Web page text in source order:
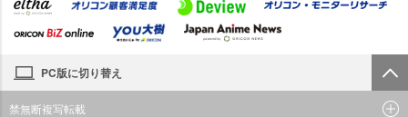
PC版に切り替え
禁無断複写転載